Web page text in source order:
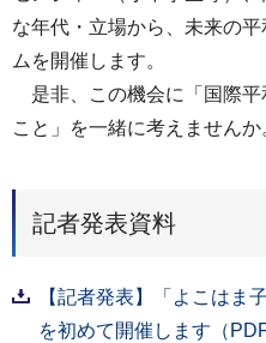
な年代・立場から、未来の
ムを開催します。
是非、この機会に「国際平
こと」を一緒に考えませんか
記者発表資料
【記者発表】「よこはま
を初めて開催します（